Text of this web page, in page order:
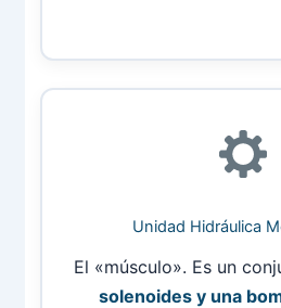
Unidad Hidráulica
El «músculo». Es un
solenoides y una